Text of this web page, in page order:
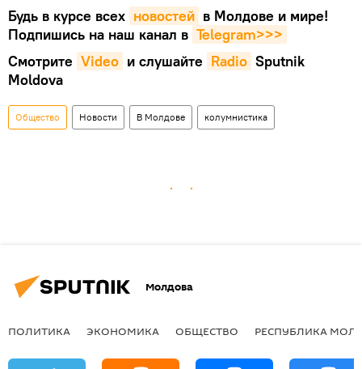
Будь в курсе всех новостей в Молдове и мире!
Подпишись на наш канал в Telegram>>>
Смотрите Video и слушайте Radio Sputnik
Moldova
Общество Новости В Молдове колумнистика
Молдова
ПОЛИТИКА ЭКОНОМИКА ОБЩЕСТВО РЕСПУБЛИКА